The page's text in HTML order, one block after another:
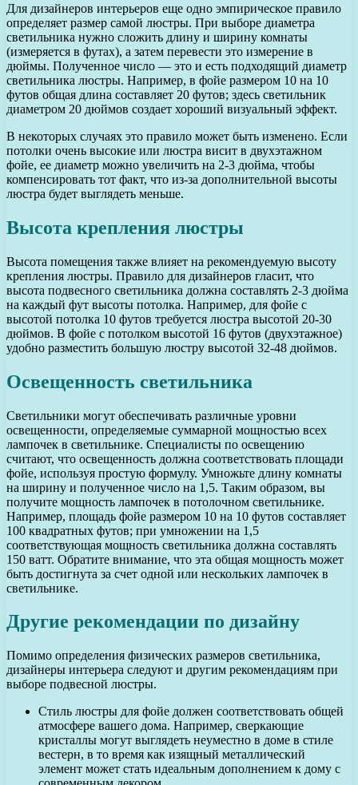
Для дизайнеров интерьеров еще одно эмпирическое правило
определяет размер самой люстры. При выборе диаметра
светильника нужно сложить длину и ширину комнаты
(измеряется в футах), а затем перевести это измерение в
дюймы. Полученное число — это и есть подходящий диаметр
светильника люстры. Например, в фойе размером 10 на 10
футов общая длина составляет 20 футов; здесь светильник
диаметром 20 дюймов создает хороший визуальный эффект.
В некоторых случаях это правило может быть изменено. Если
потолки очень высокие или люстра висит в двухэтажном
фойе, ее диаметр можно увеличить на 2-3 дюйма, чтобы
компенсировать тот факт, что из-за дополнительной высоты
люстра будет выглядеть меньше.
Высота крепления люстры
Высота помещения также влияет на рекомендуемую высоту
крепления люстры. Правило для дизайнеров гласит, что
высота подвесного светильника должна составлять 2-3 дюйма
на каждый фут высоты потолка. Например, для фойе с
высотой потолка 10 футов требуется люстра высотой 20-30
дюймов. В фойе с потолком высотой 16 футов (двухэтажное)
удобно разместить большую люстру высотой 32-48 дюймов.
Освещенность светильника
Светильники могут обеспечивать различные уровни
освещенности, определяемые суммарной мощностью всех
лампочек в светильнике. Специалисты по освещению
считают, что освещенность должна соответствовать площади
фойе, используя простую формулу. Умножьте длину комнаты
на ширину и полученное число на 1,5. Таким образом, вы
получите мощность лампочек в потолочном светильнике.
Например, площадь фойе размером 10 на 10 футов составляет
100 квадратных футов; при умножении на 1,5
соответствующая мощность светильника должна составлять
150 ватт. Обратите внимание, что эта общая мощность может
быть достигнута за счет одной или нескольких лампочек в
светильнике.
Другие рекомендации по дизайну
Помимо определения физических размеров светильника,
дизайнеры интерьера следуют и другим рекомендациям при
выборе подвесной люстры.
Стиль люстры для фойе должен соответствовать общей
атмосфере вашего дома. Например, сверкающие
кристаллы могут выглядеть неуместно в доме в стиле
вестерн, в то время как изящный металлический
элемент может стать идеальным дополнением к дому с